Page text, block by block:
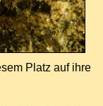
Platz auf ihre